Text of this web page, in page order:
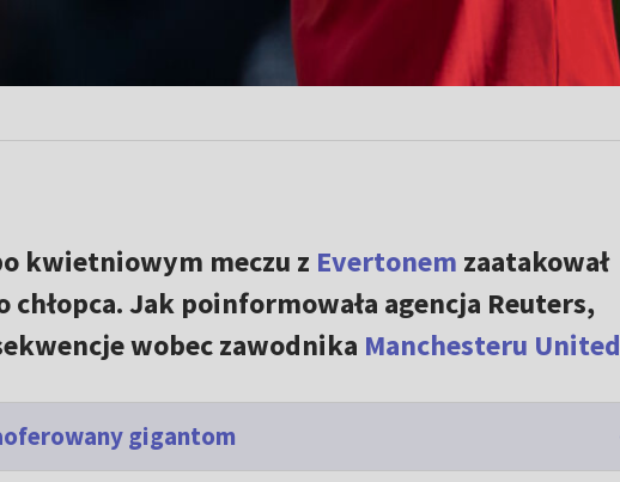
kwietniowym meczu z Evertonem zaatakował
Jak poinformowała agencja Reuters,
wobec zawodnika Manchesteru United
gigantom